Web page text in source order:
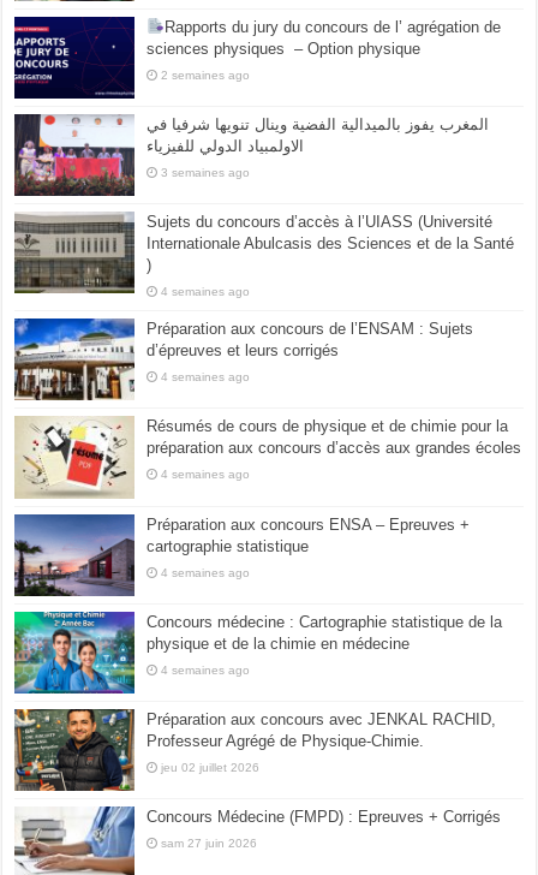
Rapports du jury du concours de l’ agrégation de
sciences physiques – Option physique
2 semaines ago
المغرب يفوز بالميدالية الفضية وينال تنويها شرفيا في
الاولمبياد الدولي للفيزياء
3 semaines ago
Sujets du concours d’accès à l’UIASS (Université
Internationale Abulcasis des Sciences et de la Santé
)
4 semaines ago
Préparation aux concours de l’ENSAM : Sujets
d’épreuves et leurs corrigés
4 semaines ago
Résumés de cours de physique et de chimie pour la
préparation aux concours d’accès aux grandes écoles
4 semaines ago
Préparation aux concours ENSA – Epreuves +
cartographie statistique
4 semaines ago
Concours médecine : Cartographie statistique de la
physique et de la chimie en médecine
4 semaines ago
Préparation aux concours avec JENKAL RACHID,
Professeur Agrégé de Physique-Chimie.
jeu 02 juillet 2026
Concours Médecine (FMPD) : Epreuves + Corrigés
sam 27 juin 2026